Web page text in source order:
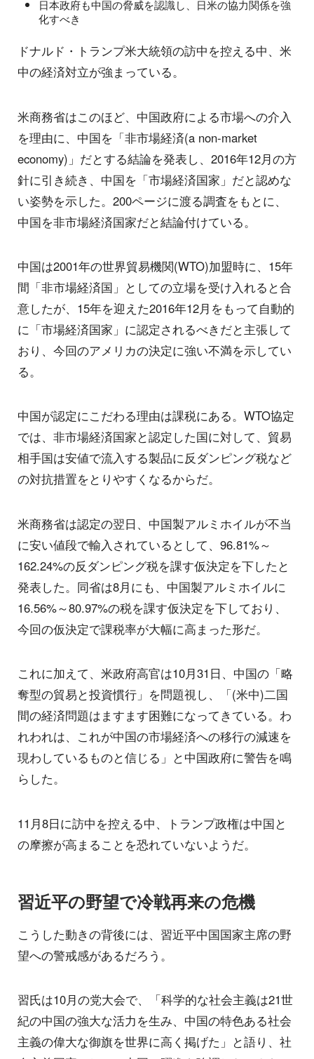
日本政府も中国の脅威を認識し、日米の協力関係を強
化すべき
ドナルド・トランプ米大統領の訪中を控える中、米
中の経済対立が強まっている。
米商務省はこのほど、中国政府による市場への介入
を理由に、中国を「非市場経済(a non-market
economy)」だとする結論を発表し、2016年12月の方
針に引き続き、中国を「市場経済国家」だと認めな
い姿勢を示した。200ページに渡る調査をもとに、
中国を非市場経済国家だと結論付けている。
中国は2001年の世界貿易機関(WTO)加盟時に、15年
間「非市場経済国」としての立場を受け入れると合
意したが、15年を迎えた2016年12月をもって自動的
に「市場経済国家」に認定されるべきだと主張して
おり、今回のアメリカの決定に強い不満を示してい
る。
中国が認定にこだわる理由は課税にある。WTO協定
では、非市場経済国家と認定した国に対して、貿易
相手国は安値で流入する製品に反ダンピング税など
の対抗措置をとりやすくなるからだ。
米商務省は認定の翌日、中国製アルミホイルが不当
に安い値段で輸入されているとして、96.81%～
162.24%の反ダンピング税を課す仮決定を下したと
発表した。同省は8月にも、中国製アルミホイルに
16.56%～80.97%の税を課す仮決定を下しており、
今回の仮決定で課税率が大幅に高まった形だ。
これに加えて、米政府高官は10月31日、中国の「略
奪型の貿易と投資慣行」を問題視し、「(米中)二国
間の経済問題はますます困難になってきている。わ
れわれは、これが中国の市場経済への移行の減速を
現わしているものと信じる」と中国政府に警告を鳴
らした。
11月8日に訪中を控える中、トランプ政権は中国と
の摩擦が高まることを恐れていないようだ。
習近平の野望で冷戦再来の危機
こうした動きの背後には、習近平中国国家主席の野
望への警戒感があるだろう。
習氏は10月の党大会で、「科学的な社会主義は21世
紀の中国の強大な活力を生み、中国の特色ある社会
主義の偉大な御旗を世界に高く掲げた」と語り、社